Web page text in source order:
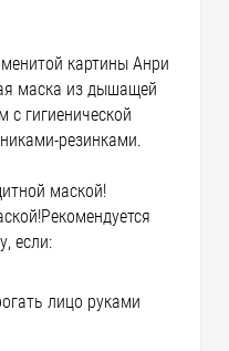
картины Анри
маска из дышащей
с гигиенической
резинками.
маской!
если:
лицо руками